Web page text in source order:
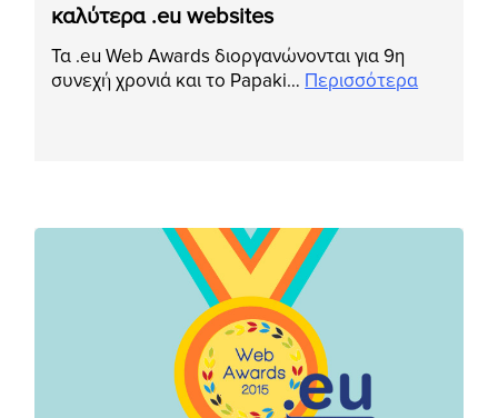
καλύτερα .eu websites
Τα .eu Web Awards διοργανώνονται για 9η
συνεχή χρονιά και το Papaki… Περισσότερα